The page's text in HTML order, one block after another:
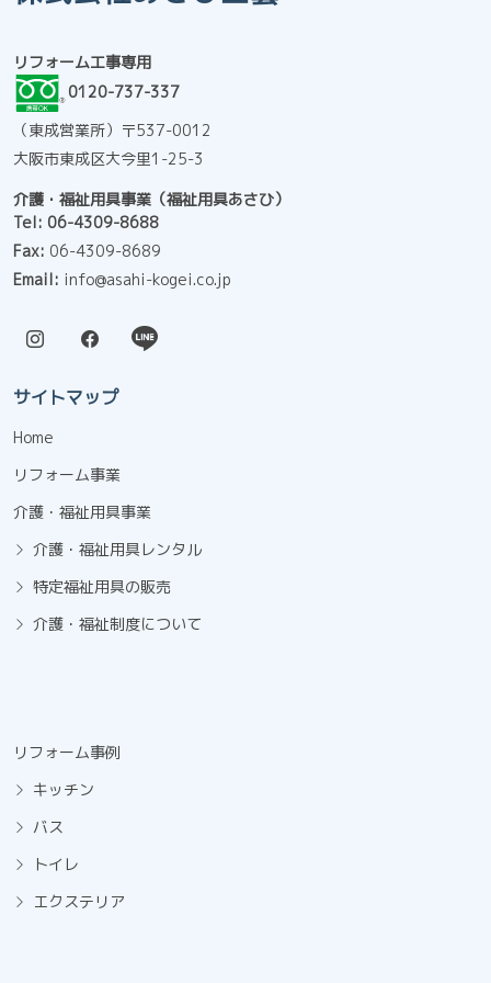
リフォーム工事専用
0120-737-337
（東成営業所）〒537-0012
大阪市東成区大今里1-25-3
介護・福祉用具事業（福祉用具あさひ）
Tel: 06-4309-8688
Fax: 06-4309-8689
Email: info@asahi-kogei.co.jp
サイトマップ
Home
リフォーム事業
介護・福祉用具事業
介護・福祉用具レンタル
特定福祉用具の販売
介護・福祉制度について
リフォーム事例
キッチン
バス
トイレ
エクステリア